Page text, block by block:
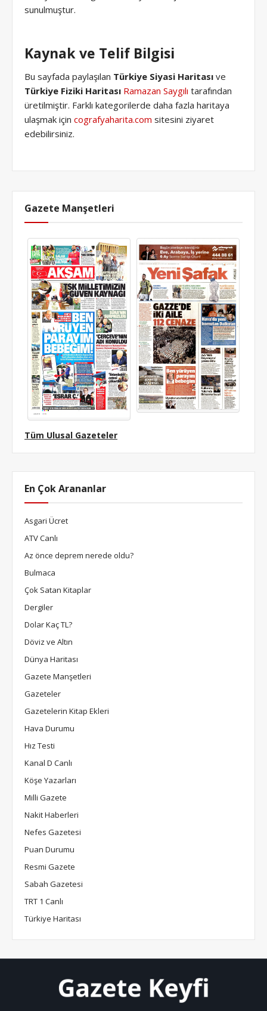
sunulmuştur.
Kaynak ve Telif Bilgisi
Bu sayfada paylaşılan Türkiye Siyasi Haritası ve
Türkiye Fiziki Haritası Ramazan Saygılı tarafından
üretilmiştir. Farklı kategorilerde daha fazla haritaya
ulaşmak için cografyaharita.com sitesini ziyaret
edebilirsiniz.
Gazete Manşetleri
Tüm Ulusal Gazeteler
En Çok Arananlar
Asgari Ücret
ATV Canlı
Az önce deprem nerede oldu?
Bulmaca
Çok Satan Kitaplar
Dergiler
Dolar Kaç TL?
Döviz ve Altın
Dünya Haritası
Gazete Manşetleri
Gazeteler
Gazetelerin Kitap Ekleri
Hava Durumu
Hız Testi
Kanal D Canlı
Köşe Yazarları
Milli Gazete
Nakit Haberleri
Nefes Gazetesi
Puan Durumu
Resmi Gazete
Sabah Gazetesi
TRT 1 Canlı
Türkiye Haritası